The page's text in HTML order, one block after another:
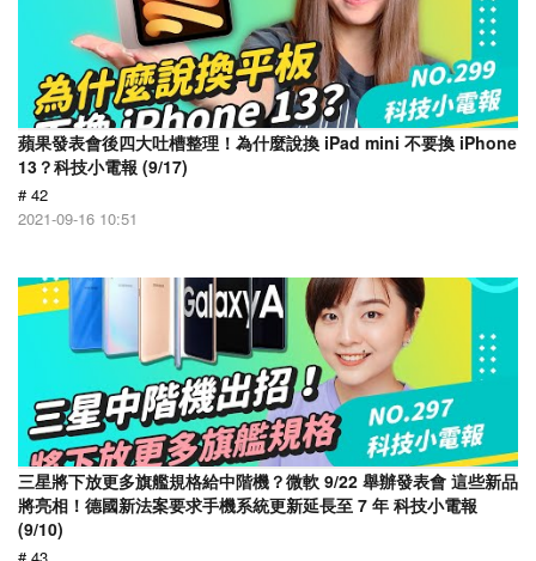
蘋果發表會後四大吐槽整理！為什麼說換 iPad mini 不要換 iPhone
13？科技小電報 (9/17)
# 42
2021-09-16 10:51
三星將下放更多旗艦規格給中階機？微軟 9/22 舉辦發表會 這些新品
將亮相！德國新法案要求手機系統更新延長至 7 年 科技小電報
(9/10)